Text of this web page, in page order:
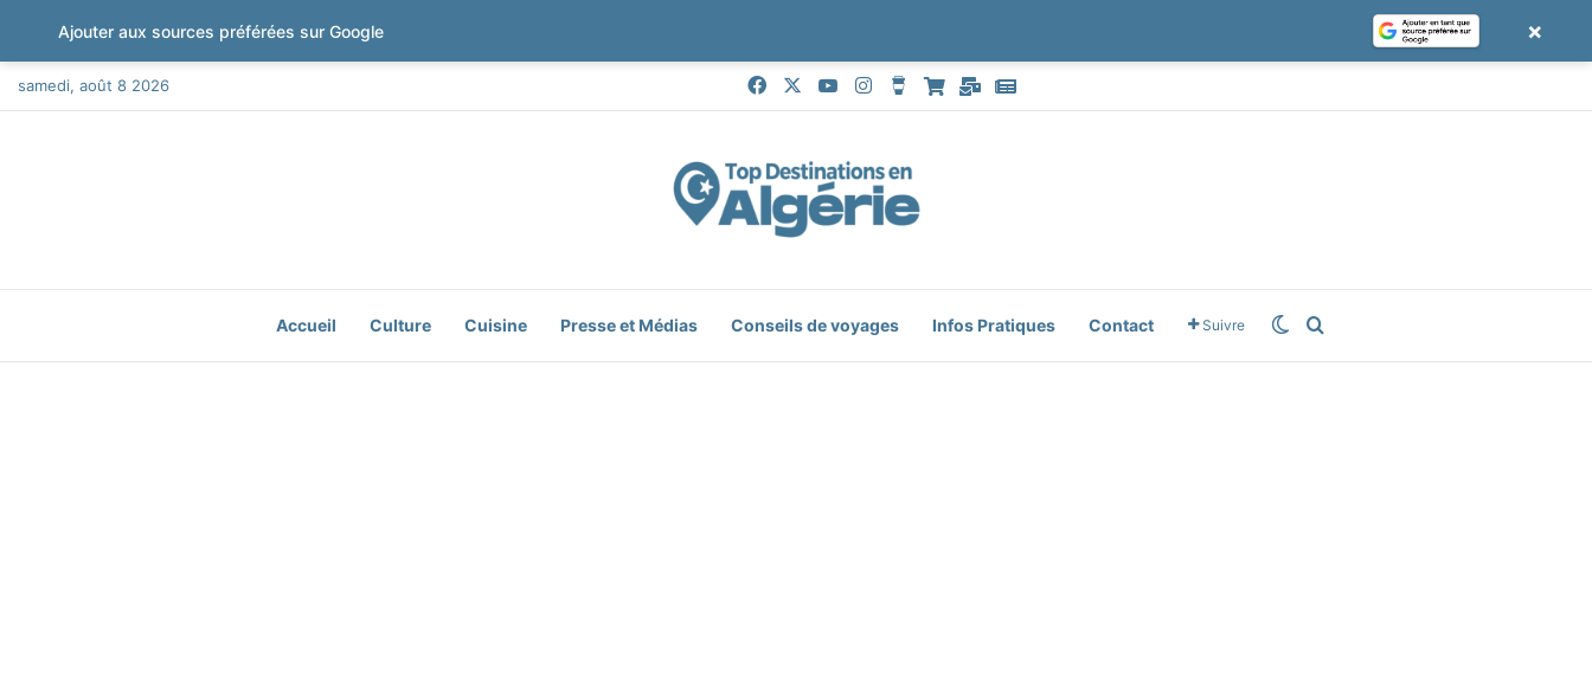
samedi, août 8 2026 FacebookYouTubeInstagramBuy Me a Coffee
Boutique
MailGoogle News
Accueil Culture Cuisine Presse et Médias Conseils de voyages Infos Pratiques Contact Suivre Switch skin
Ajouter aux sources préférées sur Google ×